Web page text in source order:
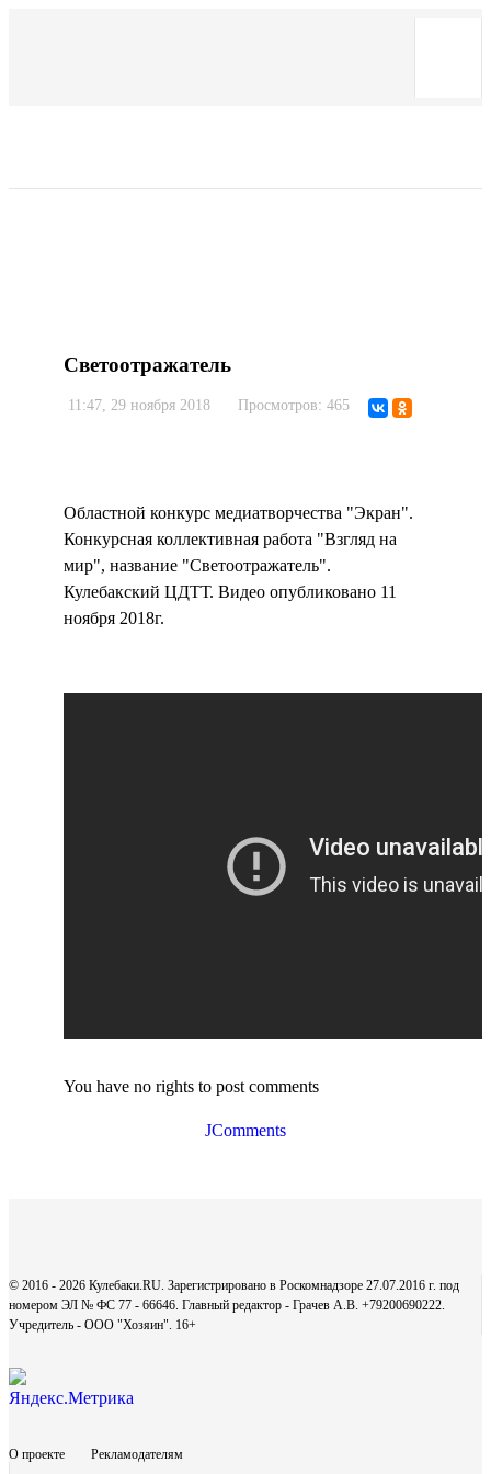
Светоотражатель
11:47, 29 ноября 2018 Просмотров: 465
Областной конкурс медиатворчества "Экран".
Конкурсная коллективная работа "Взгляд на
мир", название "Светоотражатель".
Кулебакский ЦДТТ. Видео опубликовано 11
ноября 2018г.
You have no rights to post comments
JComments
© 2016 - 2026 Кулебаки.RU. Зарегистрировано в Роскомнадзоре 27.07.2016 г. под
номером ЭЛ № ФС 77 - 66646. Главный редактор - Грачев А.В. +79200690222.
Учредитель - ООО "Хозяин". 16+
О проекте Рекламодателям